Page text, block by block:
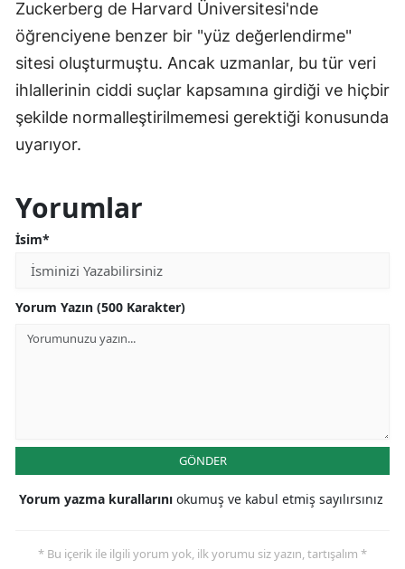
Zuckerberg de Harvard Üniversitesi'nde
öğrenciyene benzer bir "yüz değerlendirme"
sitesi oluşturmuştu. Ancak uzmanlar, bu tür veri
ihlallerinin ciddi suçlar kapsamına girdiği ve hiçbir
şekilde normalleştirilmemesi gerektiği konusunda
uyarıyor.
Yorumlar
İsim*
Yorum Yazın (500 Karakter)
GÖNDER
Yorum yazma kurallarını okumuş ve kabul etmiş sayılırsınız
* Bu içerik ile ilgili yorum yok, ilk yorumu siz yazın, tartışalım *